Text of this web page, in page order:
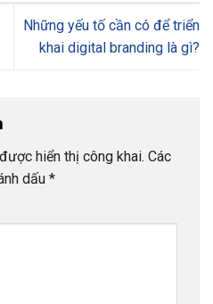
Những yếu tố cần có để triển
khai digital branding là gì?
hiển thị công khai. Các
dấu *